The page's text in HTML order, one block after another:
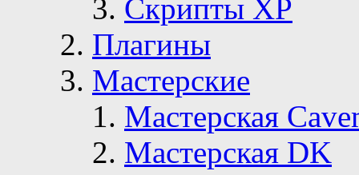
Скрипты ХР
Плагины
Мастерские
Мастерская
Мастерская DK